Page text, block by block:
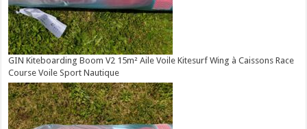
GIN Kiteboarding Boom V2 15m² Aile Voile Kitesurf Wing à Caissons Race
Course Voile Sport Nautique